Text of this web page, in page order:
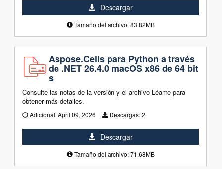
Descargar
Tamaño del archivo: 83.82MB
Aspose.Cells para Python a través
de .NET 26.4.0 macOS x86 de 64 bit
s
Consulte las notas de la versión y el archivo Léame para
obtener más detalles.
Adicional:April 09, 2026 Descargas:2
Descargar
Tamaño del archivo: 71.68MB